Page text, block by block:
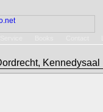
Kennedysaal